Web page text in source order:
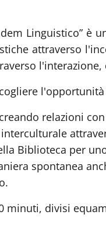
Linguistico” è
attraverso
relazioni
Biblioteca per
spontanea
minuti, divisi